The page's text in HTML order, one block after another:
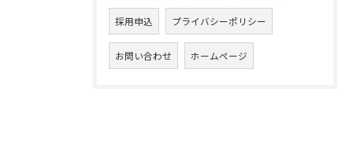
採用申込 プライバシーポリシー
お問い合わせ ホームページ